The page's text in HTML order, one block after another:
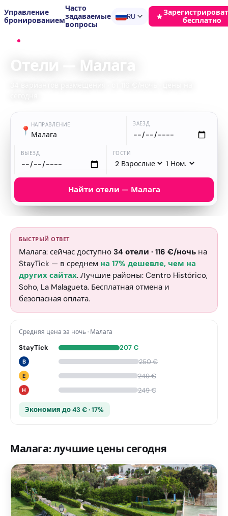
Управление
бронированием
Часто
задаваемые
вопросы
RU
бесплатно
Отели — Малага
📍 НАПРАВЛЕНИЕ
Малага
ЗАЕЗД
ВЫЕЗД ГОСТИ
Найти отели — Малага
БЫСТРЫЙ ОТВЕТ
Малага: сейчас доступно 34 отели · 116 €/ночь на
StayTick — в среднем на 17% дешевле, чем на
других сайтах. Лучшие районы: Centro Histórico,
Soho, La Malagueta. Бесплатная отмена и
безопасная оплата.
Средняя цена за ночь· Малага
StayTick 207€
B 250€
E 249€
H 249€
Экономия до 43 € · 17%
Малага: лучшие цены сегодня